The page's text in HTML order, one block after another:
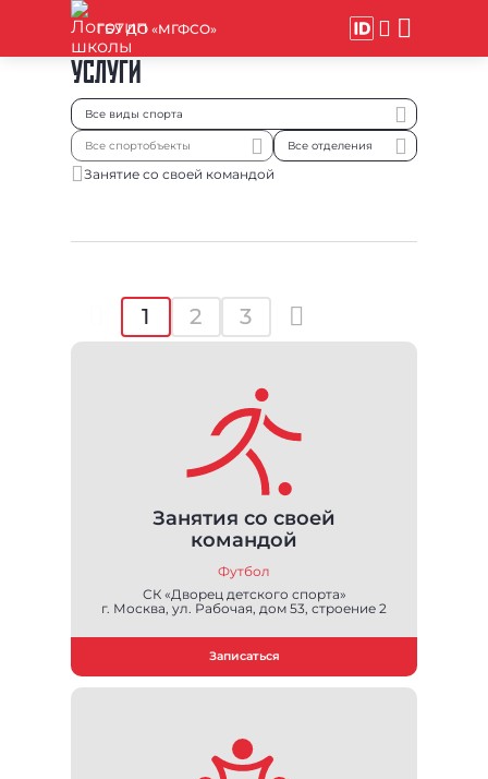
ГБУ ДО «МГФСО»
УСЛУГИ
Занятие со своей командой
1 2 3
Занятия со своей
командой
Футбол
СК «Дворец детского спорта»
г. Москва, ул. Рабочая, дом 53, строение 2
Записаться